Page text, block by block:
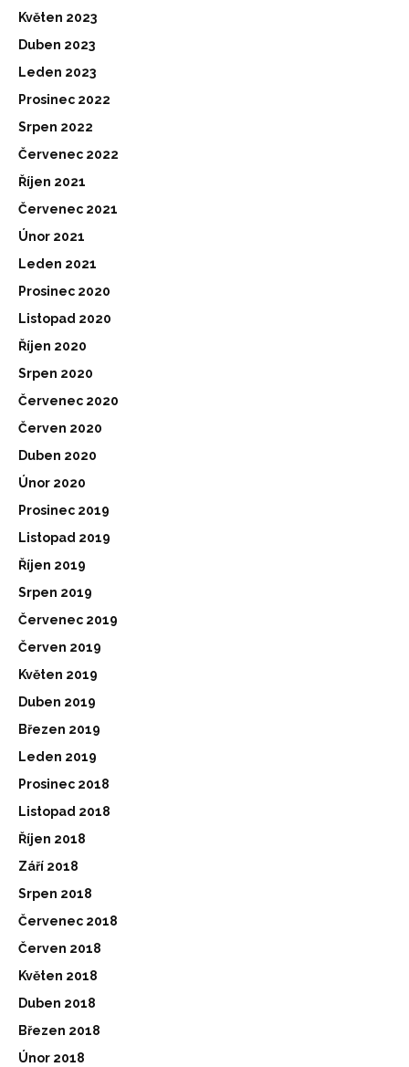
Květen 2023
Duben 2023
Leden 2023
Prosinec 2022
Srpen 2022
Červenec 2022
Říjen 2021
Červenec 2021
Únor 2021
Leden 2021
Prosinec 2020
Listopad 2020
Říjen 2020
Srpen 2020
Červenec 2020
Červen 2020
Duben 2020
Únor 2020
Prosinec 2019
Listopad 2019
Říjen 2019
Srpen 2019
Červenec 2019
Červen 2019
Květen 2019
Duben 2019
Březen 2019
Leden 2019
Prosinec 2018
Listopad 2018
Říjen 2018
Září 2018
Srpen 2018
Červenec 2018
Červen 2018
Květen 2018
Duben 2018
Březen 2018
Únor 2018